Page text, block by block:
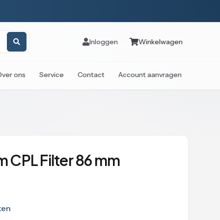
Inloggen Winkelwagen
ons Service Contact Account aanvragen
CPL Filter 86 mm